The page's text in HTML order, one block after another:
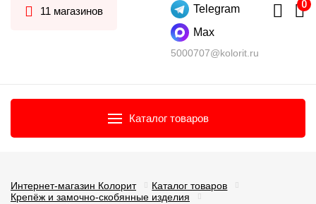
11 магазинов
Telegram
Max
5000707@kolorit.ru
Каталог товаров
Интернет-магазин Колорит
Каталог товаров
Крепёж и замочно-скобянные изделия